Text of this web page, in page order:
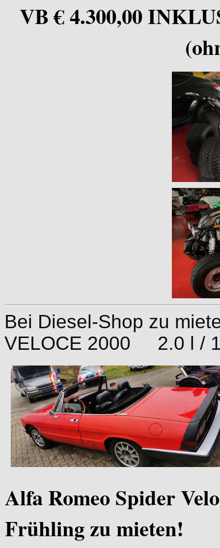
VB € 4.300,00
Bei Diesel-Shop zu
VELOCE 2000 2.0 l /
Alfa Romeo Spider
Frühling zu mieten!